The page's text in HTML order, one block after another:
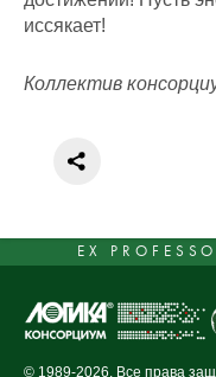
иссякает!
Коллектив
EX
© 1989-2026. Все права